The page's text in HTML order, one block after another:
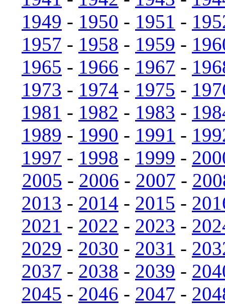
1949 - 1950 - 1951 -
1957 - 1958 - 1959 -
1965 - 1966 - 1967 -
1973 - 1974 - 1975 -
1981 - 1982 - 1983 -
1989 - 1990 - 1991 -
1997 - 1998 - 1999 -
2005 - 2006 - 2007 -
2013 - 2014 - 2015 -
2021 - 2022 - 2023 -
2029 - 2030 - 2031 -
2037 - 2038 - 2039 -
2045 - 2046 - 2047 -